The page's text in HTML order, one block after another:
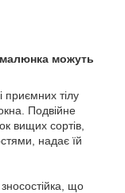
малюнка можуть
тілу
Подвійне
вищих сортів,
надає їй
що